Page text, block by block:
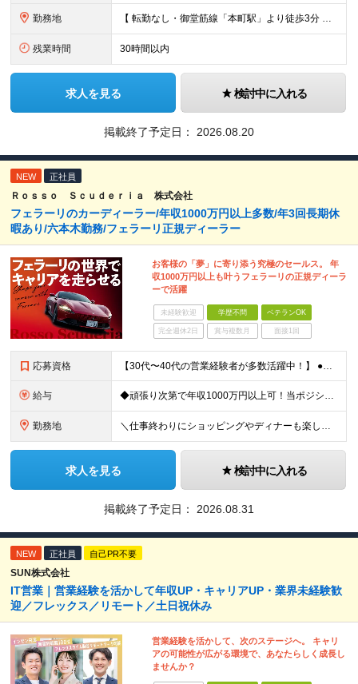
勤務地 【 転勤なし・御堂筋線「本町駅」より徒歩3分 】 ■本社： 大阪府大阪市中央区淡路町3丁目6-3 御堂筋MTRビル1階 ≪アクセスの良さ抜群！≫ ★大阪の2大主要駅「淀屋橋」「本町」の ちょうど中
残業時間 30時間以内
求人を見る 検討中に入れる
掲載終了予定日： 2026.08.20
NEW 正社員
Ｒｏｓｓｏ Ｓｃｕｄｅｒｉａ 株式会社
フェラーリのカーディーラー/年収1000万円以上多数/年3回長期休
暇あり/六本木勤務/フェラーリ正規ディーラー
お客様の「夢」に寄り添う究極のセールス。 年
収1000万円以上も叶うフェラーリの正規ディーラ
ーで活躍
未経験歓迎 学歴不問 ベテランOK
完全週休2日 賞与複数月 面接1回
応募資格 【30代〜40代の営業経験者が多数活躍中！】 ●何らかの営業経験をお持ちの方（業界不問） ●普通自動車免許第一種をお持ちの方 ●学歴不問 ★こんな方にピッタリ！ ・国産車や輸入車ディーラーでの経験を
給与 ◆頑張り次第で年収1000万円以上可！当ポジションで活躍中の多数の社員が年収1000万円超 ◆2年目でも年収600万～700万円可 ◆充実のインセンティブ制度で高収入を目指せる！ ┗車の販売、保険、ロ
勤務地 ＼仕事終わりにショッピングやディナーも楽しめる◎／ ◆六本木勤務！駅チカの通勤便利な勤務地です♪ ◆転勤なし 【本社】東京都港区六本木5-18-3 (変更の範囲)上記を除く当社関連勤務地
求人を見る 検討中に入れる
掲載終了予定日： 2026.08.31
NEW 正社員 自己PR不要
SUN株式会社
IT営業｜営業経験を活かして年収UP・キャリアUP・業界未経験歓
迎／フレックス／リモート／土日祝休み
営業経験を活かして、次のステージへ。 キャリ
アの可能性が広がる環境で、あなたらしく成長し
ませんか？